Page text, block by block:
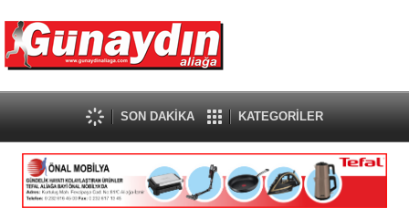
SON DAKİKA KATEGORİLER